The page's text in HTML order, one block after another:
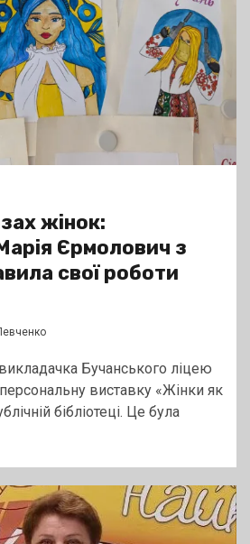
жінок:
Єрмолович з
свої роботи
Бучанського ліцею
виставку «Жінки як
бібліотеці. Це була